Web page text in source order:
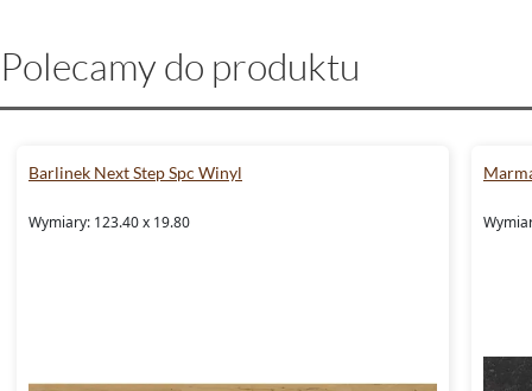
Polecamy do produktu
Barlinek Next Step Spc Winyl
Wymiary: 123.40 x 19.80